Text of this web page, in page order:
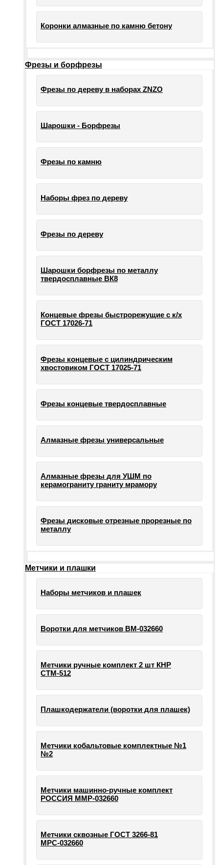
Коронки алмазные по камню бетону
Фрезы и борфрезы
Фрезы по дереву в наборах ZNZO
Шарошки - Борфрезы
Фрезы по камню
Наборы фрез по дереву
Фрезы по дереву
Шарошки борфрезы по металлу
твердосплавные ВК8
Концевые фрезы быстрорежущие с к/х
ГОСТ 17026-71
Фрезы концевые с цилиндрическим
хвостовиком ГОСТ 17025-71
Фрезы концевые твердосплавные
Алмазные фрезы универсальные
Алмазные фрезы для УШМ по
керамограниту граниту мрамору
Фрезы дисковые отрезные прорезные по
металлу
Метчики и плашки
Наборы метчиков и плашек
Воротки для метчиков ВМ-032660
Метчики ручные комплект 2 шт КНР
СТМ-512
Плашкодержатели (воротки для плашек)
Метчики кобальтовые комплектные №1
№2
Метчики машинно-ручные комплект
РОССИЯ ММР-032660
Метчики сквозные ГОСТ 3266-81
МРС-032660